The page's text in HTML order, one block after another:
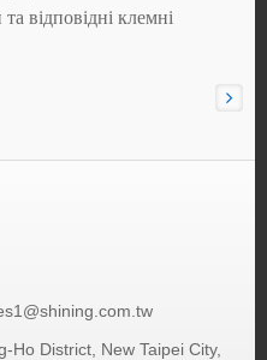
відповідні клемні
Ho District, New Taipei City,